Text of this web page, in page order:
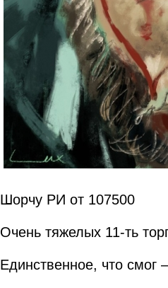
Шорчу РИ от 107500
Очень тяжелых 11-ть
Единственное, что смог